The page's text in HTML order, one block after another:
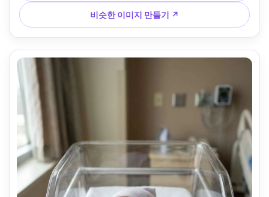
비슷한 이미지 만들기 ↗